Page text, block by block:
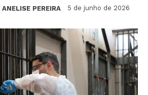
ANELISE PEREIRA 5 de junho de 2026